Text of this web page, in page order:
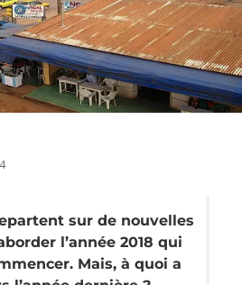
sur de nouvelles
l’année 2018 qui
Mais, à quoi a